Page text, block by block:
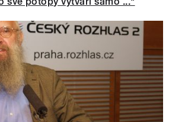
velice dobře.